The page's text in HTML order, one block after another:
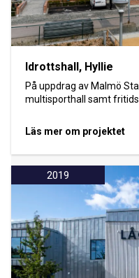
Idrottshall, Hyllie
På uppdrag av Malmö
multisporthall samt
Läs mer om projektet
2019